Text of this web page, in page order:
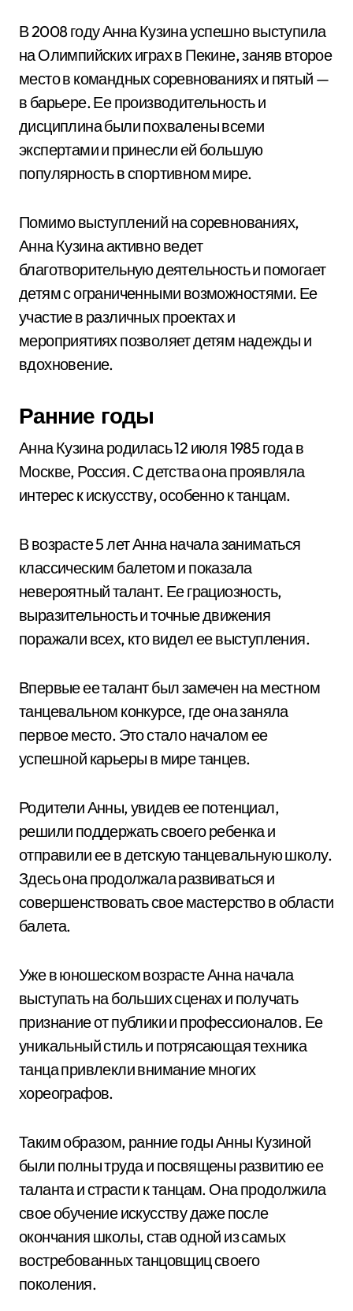
В 2008 году Анна Кузина успешно выступила
на Олимпийских играх в Пекине, заняв второе
место в командных соревнованиях и пятый —
в барьере. Ее производительность и
дисциплина были похвалены всеми
экспертами и принесли ей большую
популярность в спортивном мире.
Помимо выступлений на соревнованиях,
Анна Кузина активно ведет
благотворительную деятельность и помогает
детям с ограниченными возможностями. Ее
участие в различных проектах и
мероприятиях позволяет детям надежды и
вдохновение.
Ранние годы
Анна Кузина родилась 12 июля 1985 года в
Москве, Россия. С детства она проявляла
интерес к искусству, особенно к танцам.
В возрасте 5 лет Анна начала заниматься
классическим балетом и показала
невероятный талант. Ее грациозность,
выразительность и точные движения
поражали всех, кто видел ее выступления.
Впервые ее талант был замечен на местном
танцевальном конкурсе, где она заняла
первое место. Это стало началом ее
успешной карьеры в мире танцев.
Родители Анны, увидев ее потенциал,
решили поддержать своего ребенка и
отправили ее в детскую танцевальную школу.
Здесь она продолжала развиваться и
совершенствовать свое мастерство в области
балета.
Уже в юношеском возрасте Анна начала
выступать на больших сценах и получать
признание от публики и профессионалов. Ее
уникальный стиль и потрясающая техника
танца привлекли внимание многих
хореографов.
Таким образом, ранние годы Анны Кузиной
были полны труда и посвящены развитию ее
таланта и страсти к танцам. Она продолжила
свое обучение искусству даже после
окончания школы, став одной из самых
востребованных танцовщиц своего
поколения.